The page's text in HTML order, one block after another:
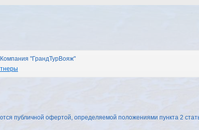
"ГрандТурВояж"
публичной офертой, определяемой положениями пункта 2